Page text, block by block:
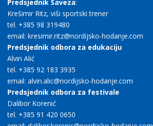
Predsjednik Saveza:
Krešimir Ritz, viši sportski trener
tel. +385 98 319480
email: kresimir.ritz@nordijsko-hodanje.com
Predsjednik odbora za edukaciju
Alvin Alić
tel. +385 92 183 3935
email: alvin.alic@nordijsko-hodanje.com
Predsjednik odbora za festivale
Dalibor Korenić
tel. +385 91 420 0650